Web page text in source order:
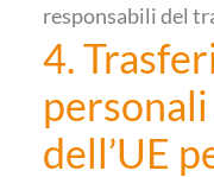
responsabili del
4.
dell’UE